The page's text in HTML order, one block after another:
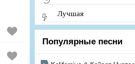
Лучшая
Популярные песни